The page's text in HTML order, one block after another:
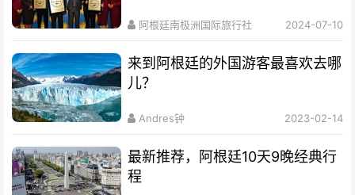
阿根廷南极洲国际旅行社 2024-07-10
来到阿根廷的外国游客最喜欢去哪
儿？
Andres钟 2023-02-14
最新推荐，阿根廷10天9晚经典行
程